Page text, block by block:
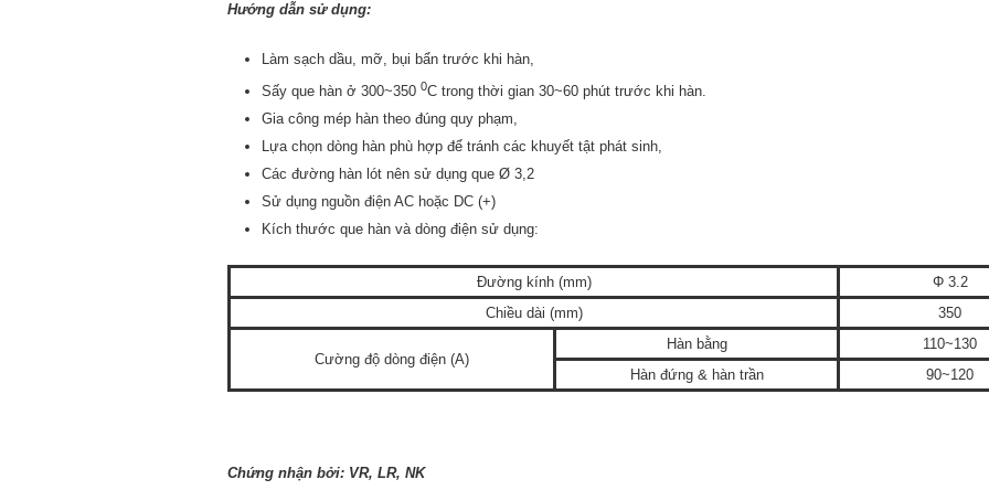
Hướng dẫn sử dụng:
Làm sạch dầu, mỡ, bụi bẩn trước khi hàn,
Sấy que hàn ở 300~350 0C trong thời gian 30~60 phút trước khi hàn.
Gia công mép hàn theo đúng quy phạm,
Lựa chọn dòng hàn phù hợp để tránh các khuyết tật phát sinh,
Các đường hàn lót nên sử dụng que Ø 3,2
Sử dụng nguồn điện AC hoặc DC (+)
Kích thước que hàn và dòng điện sử dụng:
Đường kính (mm) Φ 3.2
Chiều dài (mm)
350
Cường độ dòng điện (A)
Hàn bằng 110~130
Hàn đứng & hàn trần
90~120
Chứng nhận bởi: VR, LR, NK